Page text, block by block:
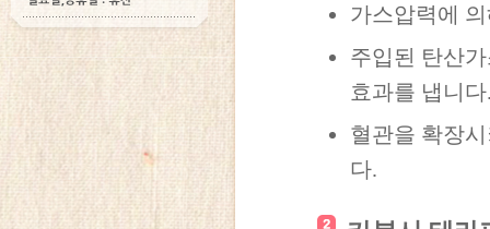
가스압력에
주입된 탄산
효과를 냅니
혈관을 확장
다.